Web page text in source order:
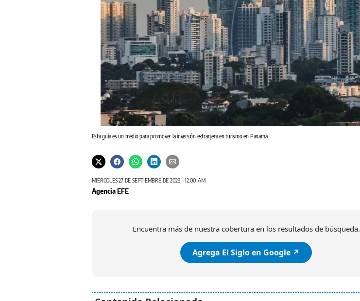
Esta guía es un medio para promover la inversión extranjera en turismo en Panamá.
MIÉRCOLES 27 DE SEPTIEMBRE DE 2023 - 12:00 AM
Agencia EFE
Encuentra más de nuestra cobertura en los resultados de búsqueda.
Agrega El Siglo en Google ↗️